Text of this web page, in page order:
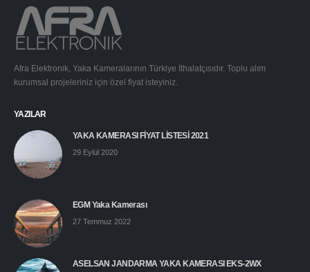
Afra Elektronik, Yaka Kameralarının Türkiye İthalatçısıdır. Toplu alım
kurumsal projeleriniz için özel fiyat isteyiniz.
YAZILAR
YAKA KAMERASI FİYAT LİSTESİ 2021
29 Eylül 2020
EGM Yaka Kamerası
27 Temmuz 2022
ASELSAN JANDARMA YAKA KAMERASI EKS-2WX